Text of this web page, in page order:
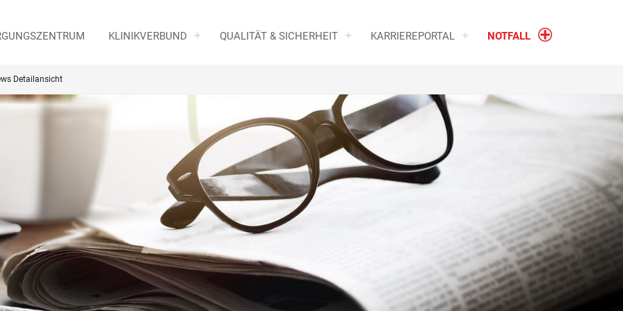
KLINIKVERBUND QUALITÄT & SICHERHEIT KARRIEREPORTAL NOTFALL
Detailansicht